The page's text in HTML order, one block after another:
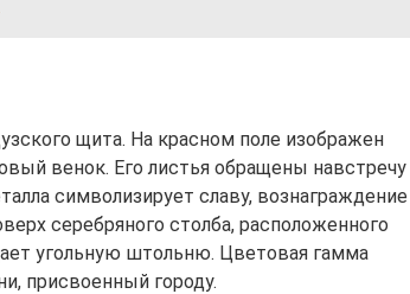
щита. На красном поле изображен
венок. Его листья обращены навстречу
символизирует славу, вознаграждение
серебряного столба, расположенного
угольную штольню. Цветовая гамма
присвоенный городу.